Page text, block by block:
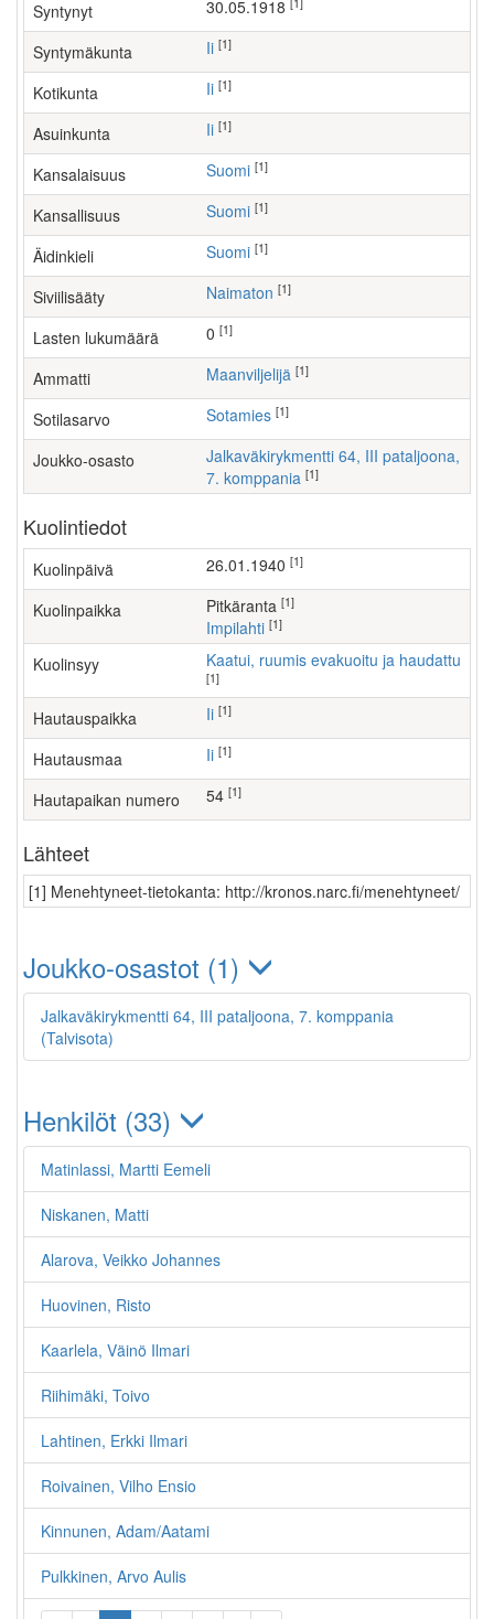
Syntynyt 30.05.1918
Syntymäkunta Ii [1]
Kotikunta Ii [1]
Asuinkunta Ii [1]
Kansalaisuus Suomi [1]
Kansallisuus Suomi [1]
Äidinkieli Suomi [1]
Siviilisääty Naimaton [1]
Lasten lukumäärä [1]
Ammatti maanviljelijä [1]
Sotilasarvo Sotamies [1]
Joukko-osasto
Jalkaväkirykmentti 64, III pataljoona,
7. komppania [1]
Kuolintiedot
Kuolinpäivä 26.01.1940 [1]
Kuolinpaikka Pitkäranta [1]
Impilahti [1]
Kuolinsyy Kaatui, ruumis evakuoitu ja haudattu
[1]
Hautauspaikka Ii [1]
Hautausmaa Ii [1]
Hautapaikan numero 54 [1]
Lähteet
[1] Menehtyneet-tietokanta: http://kronos.narc.fi/menehtyneet/
Joukko-osastot (1)
Jalkaväkirykmentti 64, III pataljoona, 7. komppania
(Talvisota)
Henkilöt (33)
Matinlassi, Martti Eemeli
Niskanen, Matti
Alarova, Veikko Johannes
Huovinen, Risto
Kaarlela, Väinö Ilmari
Riihimäki, Toivo
Lahtinen, Erkki Ilmari
Roivainen, Vilho Ensio
Kinnunen, Adam/Aatami
Pulkkinen, Arvo Aulis